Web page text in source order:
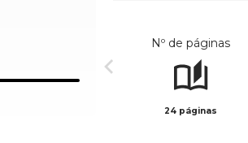
Nº de páginas
24 páginas